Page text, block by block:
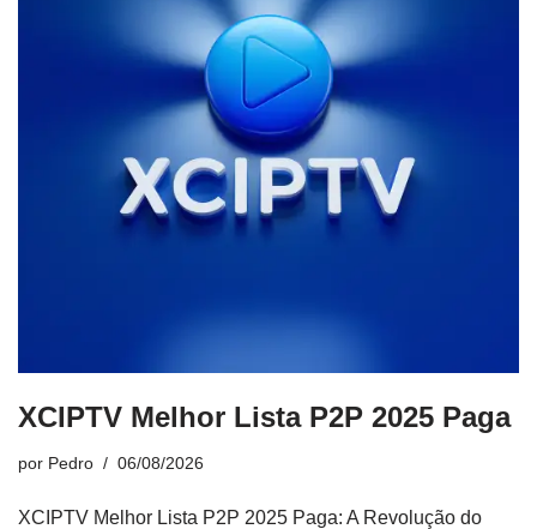
XCIPTV Melhor Lista P2P 2025 Paga
por Pedro 06/08/2026
XCIPTV Melhor Lista P2P 2025 Paga: A Revolução do